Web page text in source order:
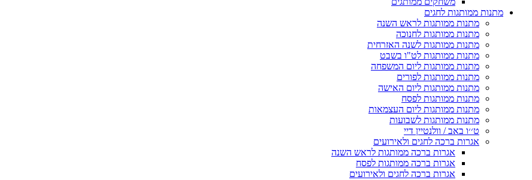
מתנות ממותגות לחגים
מתנות ממותגות לראש השנה
מתנות ממותגות לחנוכה
מתנות ממותגות לשנה האזרחית
מתנות ממותגות לט"ו בשבט
מתנות ממותגות ליום המשפחה
מתנות ממותגות לפורים
מתנות ממותגות ליום האישה
מתנות ממותגות לפסח
מתנות ממותגות ליום העצמאות
מתנות ממותגות לשבועות
ט׳׳ו באב / וולנטיין דיי
אגרות ברכה לחגים ולאירועים
אגרות ברכה ממותגות לראש השנה
אגרות ברכה ממותגות לפסח
אגרות ברכה לחגים ולאירועים